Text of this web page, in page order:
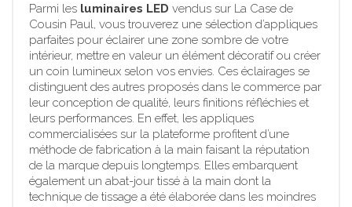
Parmi les luminaires LED vendus sur La Case de
Cousin Paul, vous trouverez une sélection d’appliques
parfaites pour éclairer une zone sombre de votre
intérieur, mettre en valeur un élément décoratif ou créer
un coin lumineux selon vos envies. Ces éclairages se
distinguent des autres proposés dans le commerce par
leur conception de qualité, leurs finitions réfléchies et
leurs performances. En effet, les appliques
commercialisées sur la plateforme profitent d’une
méthode de fabrication à la main faisant la réputation
de la marque depuis longtemps. Elles embarquent
également un abat-jour tissé à la main dont la
technique de tissage a été élaborée dans les moindres